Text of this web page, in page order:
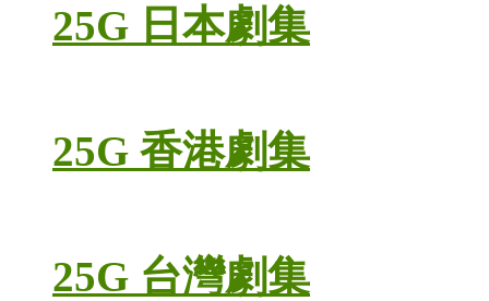
25G 日本劇集
25G 香港劇集
25G 台灣劇集